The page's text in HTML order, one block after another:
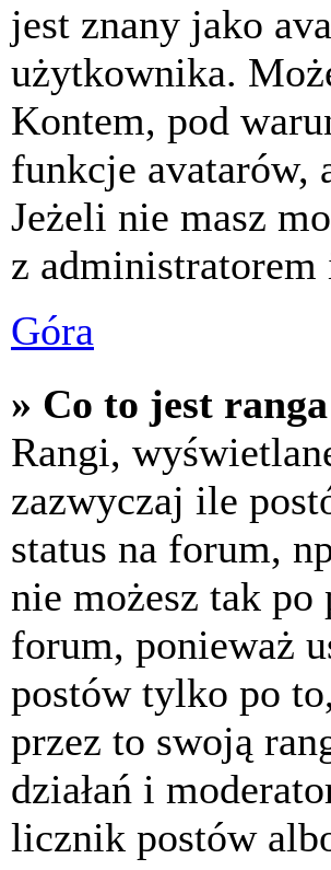
jest znany jako
użytkownika.
Kontem, pod
funkcje avatarów,
Jeżeli nie masz
z
Góra
» Co to jest
Rangi,
zazwyczaj ile
status na forum,
nie możesz tak
forum, ponieważ
postów tylko po
przez to swoją
działań i
licznik postów